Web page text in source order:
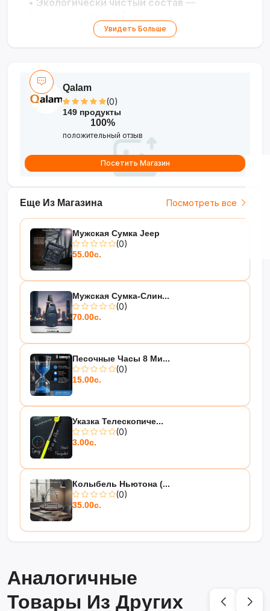
Универсальность— для асфальта, досок,
легко хранить и переносить
Увидеть Больше
Еще Из Магазина Посмотреть все
Мужская Сумка Jeep
(0)
55.00с.
Мужская Сумка-Слин...
(0)
70.00с.
Песочные Часы 8 Ми...
(0)
15.00с.
Указка Телескопиче...
(0)
3.00с.
Колыбель Ньютона (...
(0)
35.00с.
Qalam
(0)
149 продукты
100%
положительный отзыв
Посетить Магазин
Аналогичные
Товары Из Других